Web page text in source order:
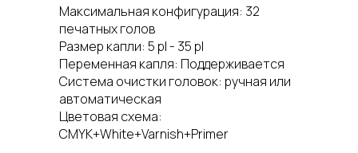
Переменная капля: Поддерживается
Система очистки головок: ручная или
автоматическая
Цветовая схема:
CMYK+White+Varnish+Primer
Максимальная конфигурация: 32
печатных голов
Размер капли: 5 pl - 35 pl